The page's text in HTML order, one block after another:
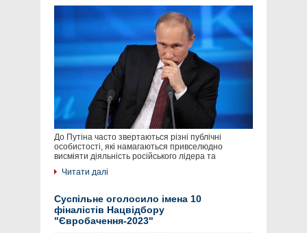
До Путіна часто звертаються різні публічні
особистості, які намагаються привселюдно
висміяти діяльність російського лідера та
Читати далі
Суспільне оголосило імена 10
фіналістів Нацвідбору
"Євробачення-2023"